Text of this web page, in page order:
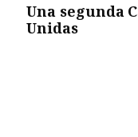
Una segunda
Unidas